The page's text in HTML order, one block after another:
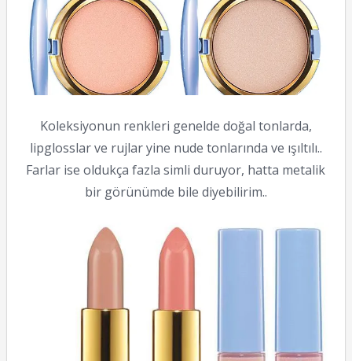
Koleksiyonun renkleri genelde doğal tonlarda,
lipglosslar ve rujlar yine nude tonlarında ve ışıltılı..
Farlar ise oldukça fazla simli duruyor, hatta metalik
bir görünümde bile diyebilirim..